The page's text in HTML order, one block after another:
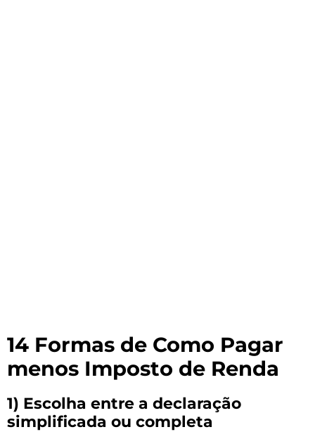
14 Formas de Como Pagar
menos Imposto de Renda
1) Escolha entre a declaração
simplificada ou completa